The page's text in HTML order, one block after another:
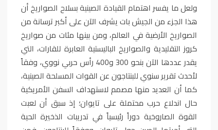
ولعل ما يفسر اهتمام القيادة الصينية بسلاح الصواريخ أن
هذا الجزء من الجيش بات يشرف الآن على أكبر ترسانة من
الصواريخ الأرضية في العالم، ومن بينها مئات من صواريخ
كروز التقليدية والصواريخ الباليستية العابرة للقارات، التي
يقدر عددها الآن بنحو 300 و400 رأس حربي نووي، وفقاً
لأحدث تقرير سنوي للبنتاجون عن القوات المسلحة الصينية،
كما أن العديد منها مصمم لاستهداف السفن الأمريكية
حال اندلاع حرب محتملة على تايوان؛ إذ سبق أن لعبت
القوة الصاروخية دوراً رئيسياً في تدريبات الذخيرة الحية